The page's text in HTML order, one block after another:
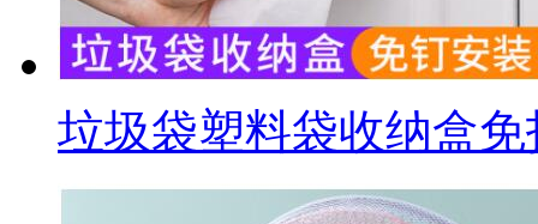
垃圾袋塑料袋收纳盒